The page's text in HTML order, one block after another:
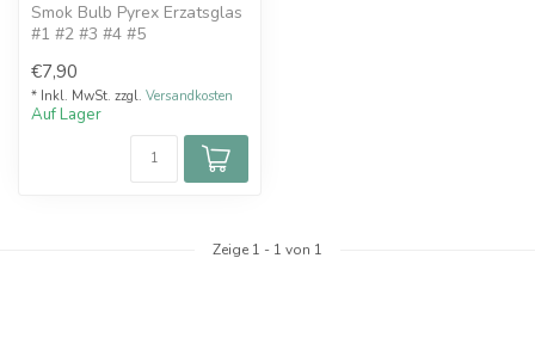
Smok Bulb Pyrex Erzatsglas
#1 #2 #3 #4 #5
€7,90
* Inkl. MwSt. zzgl. Versandkosten
Auf Lager
Zeige 1 - 1 von 1